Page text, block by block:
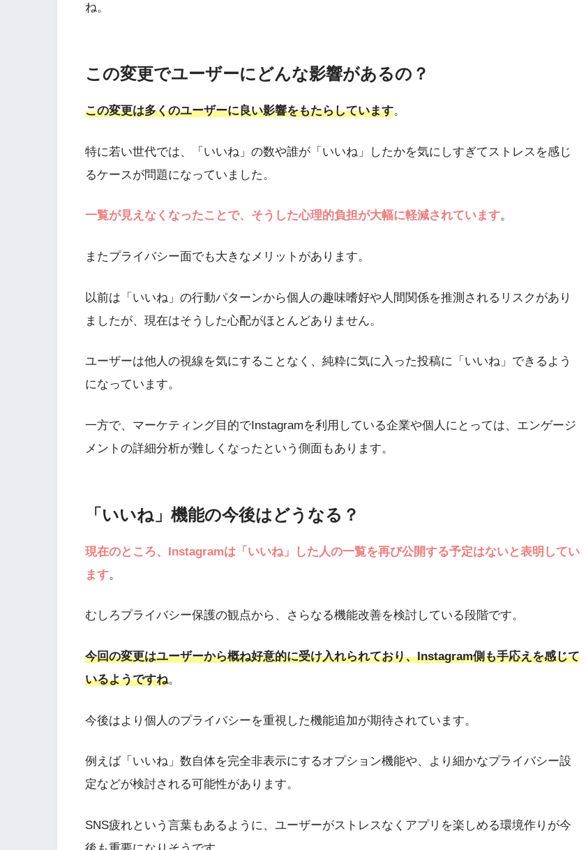
ね。
この変更でユーザーにどんな影響があるの？
この変更は多くのユーザーに良い影響をもたらしています。
特に若い世代では、「いいね」の数や誰が「いいね」したかを気にしすぎてストレスを感じ
るケースが問題になっていました。
一覧が見えなくなったことで、そうした心理的負担が大幅に軽減されています。
またプライバシー面でも大きなメリットがあります。
以前は「いいね」の行動パターンから個人の趣味嗜好や人間関係を推測されるリスクがあり
ましたが、現在はそうした心配がほとんどありません。
ユーザーは他人の視線を気にすることなく、純粋に気に入った投稿に「いいね」できるよう
になっています。
一方で、マーケティング目的でInstagramを利用している企業や個人にとっては、エンゲージ
メントの詳細分析が難しくなったという側面もあります。
「いいね」機能の今後はどうなる？
現在のところ、Instagramは「いいね」した人の一覧を再び公開する予定はないと表明してい
ます。
むしろプライバシー保護の観点から、さらなる機能改善を検討している段階です。
今回の変更はユーザーから概ね好意的に受け入れられており、Instagram側も手応えを感じて
いるようですね。
今後はより個人のプライバシーを重視した機能追加が期待されています。
例えば「いいね」数自体を完全非表示にするオプション機能や、より細かなプライバシー設
定などが検討される可能性があります。
SNS疲れという言葉もあるように、ユーザーがストレスなくアプリを楽しめる環境作りが今